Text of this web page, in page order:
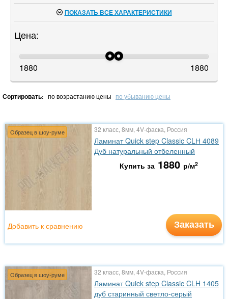
ПОКАЗАТЬ ВСЕ ХАРАКТЕРИСТИКИ
Цена:
1880 1880
Сортировать: по возрастанию цены по убыванию цены
Образец в шоу-руме 32 класс, 8мм, 4V-фаска, Россия
Ламинат Quick step Classic CLН 4089
Дуб натуральный отбеленный
Купить за 1880 р/м2
Заказать
Добавить к сравнению
Образец в шоу-руме 32 класс, 8мм, 4V-фаска, Россия
Ламинат Quick step Classic CLH 1405
дуб старинный светло-серый